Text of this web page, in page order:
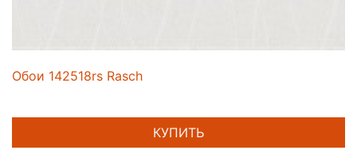
Обои 142518rs Rasch
КУПИТЬ